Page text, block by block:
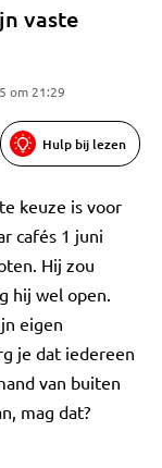
vaste
om 21:29
Hulp bij lezen
keuze is voor
cafés 1 juni
Hij zou
hij wel open.
eigen
je dat iedereen
van buiten
mag dat?